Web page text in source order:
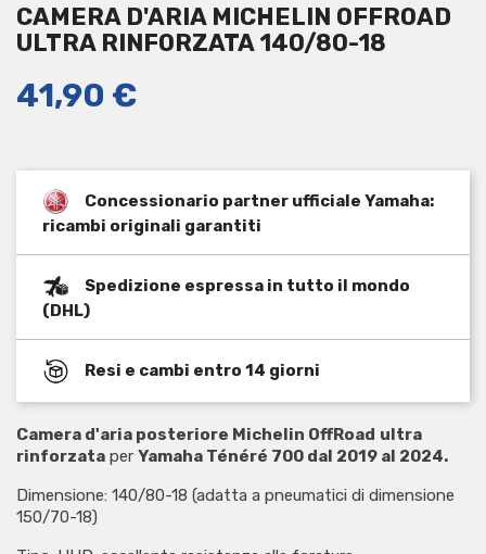
CAMERA D'ARIA MICHELIN OFFROAD
ULTRA RINFORZATA 140/80-18
41,90 €
Concessionario partner ufficiale Yamaha:
ricambi originali garantiti
Spedizione espressa in tutto il mondo
(DHL)
Resi e cambi entro 14 giorni
Camera d'aria posteriore Michelin OffRoad ultra
rinforzata per Yamaha Ténéré 700 dal 2019 al 2024.
Dimensione: 140/80-18 (adatta a pneumatici di dimensione
150/70-18)